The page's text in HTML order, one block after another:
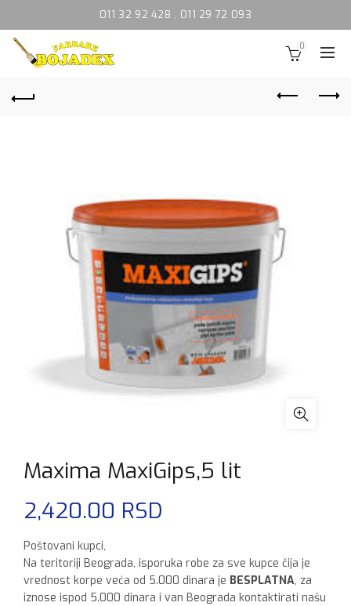
011 32 92 428 , 011 29 72 093
0
Maxima MaxiGips,5 lit
2,420.00 RSD
Poštovani kupci,
Na teritoriji Beograda, isporuka robe za sve kupce čija je
vrednost korpe veća od 5.000 dinara je BESPLATNA, za
iznose ispod 5.000 dinara i van Beograda kontaktirati našu